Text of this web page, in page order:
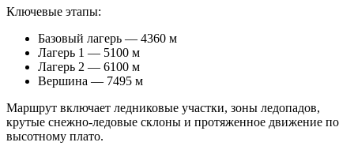
Ключевые этапы:
Базовый лагерь — 4360 м
Лагерь 1 — 5100 м
Лагерь 2 — 6100 м
Вершина — 7495 м
Маршрут включает ледниковые участки, зоны ледопадов,
крутые снежно-ледовые склоны и протяженное движение по
высотному плато.